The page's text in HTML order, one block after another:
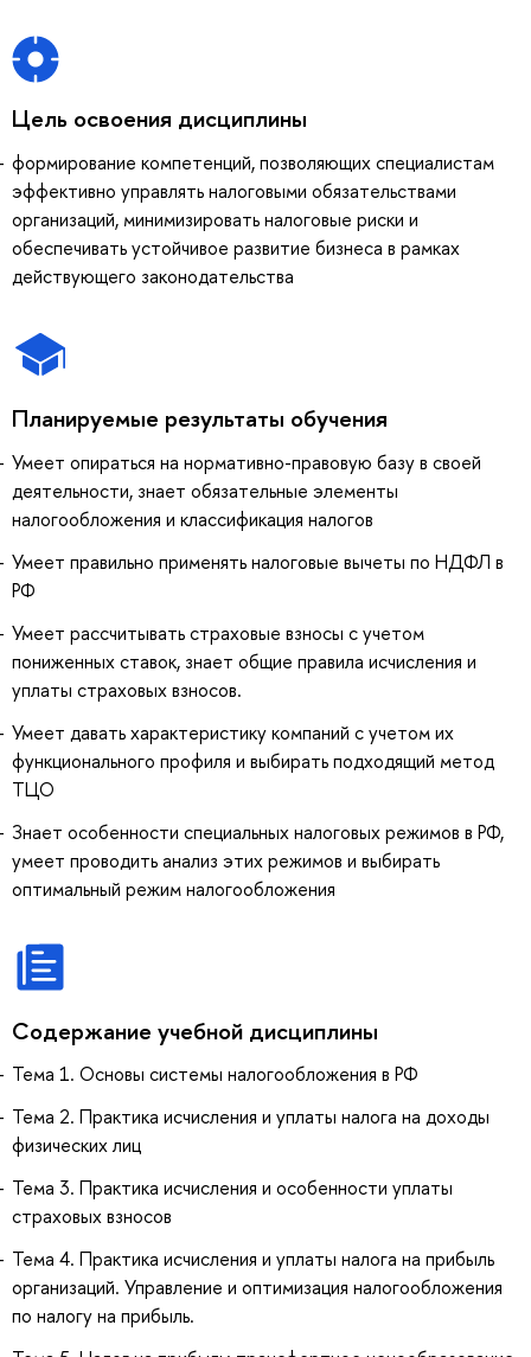
Цель освоения дисциплины
формирование компетенций, позволяющих специалистам
эффективно управлять налоговыми обязательствами
организаций, минимизировать налоговые риски и
обеспечивать устойчивое развитие бизнеса в рамках
действующего законодательства
Планируемые результаты обучения
Умеет опираться на нормативно-правовую базу в своей
деятельности, знает обязательные элементы
налогообложения и классификация налогов
Умеет правильно применять налоговые вычеты по НДФЛ в
РФ
Умеет рассчитывать страховые взносы с учетом
пониженных ставок, знает общие правила исчисления и
уплаты страховых взносов.
Умеет давать характеристику компаний с учетом их
функционального профиля и выбирать подходящий метод
ТЦО
Знает особенности специальных налоговых режимов в РФ,
умеет проводить анализ этих режимов и выбирать
оптимальный режим налогообложения
Содержание учебной дисциплины
Тема 1. Основы системы налогообложения в РФ
Тема 2. Практика исчисления и уплаты налога на доходы
физических лиц
Тема 3. Практика исчисления и особенности уплаты
страховых взносов
Тема 4. Практика исчисления и уплаты налога на прибыль
организаций. Управление и оптимизация налогообложения
по налогу на прибыль.